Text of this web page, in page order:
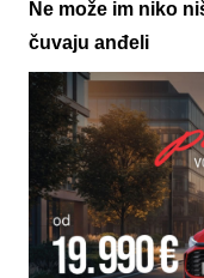
Ne može im niko
čuvaju anđeli